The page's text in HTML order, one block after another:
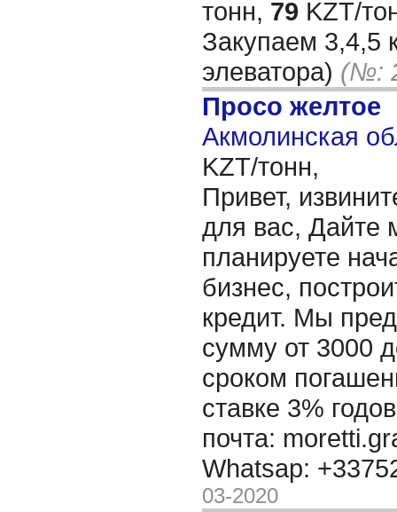
тонн, 79 KZT/
Закупаем 3,4,5
элеватора) (№:
Просо желтое
Акмолинская
KZT/тонн,
Привет,
для вас, Дайте
планируете
бизнес,
кредит. Мы
сумму от 3000
сроком
ставке 3%
почта:
Whatsap:
03-2020